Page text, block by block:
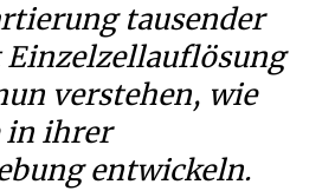
tausender
verstehen, wie
in ihrer
entwickeln.